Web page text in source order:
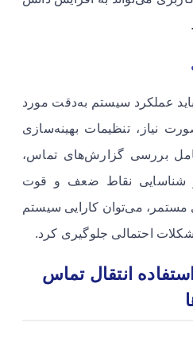
عملکرد سیستم به‌دقت مورد
نیاز، تنظیمات بهینه‌سازی
بررسی گزارش‌های تماس،
شناسایی نقاط ضعف و قوت
می‌توان کارایی سیستم
احتمالی جلوگیری کرد.
انتقال تماس